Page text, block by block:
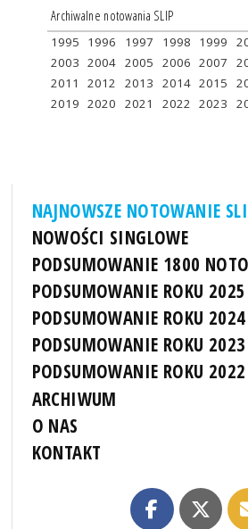
Archiwalne notowania SLIP
1995 1996 1997 1998 1999
2003 2004 2005 2006 2007
2011
2012 2013 2014 2015
2019 2020 2021 2022 2023
NAJNOWSZE NOTOWANIE
NOWOŚCI SINGLOWE
PODSUMOWANIE 1800
PODSUMOWANIE ROKU 2025
PODSUMOWANIE ROKU 2024
PODSUMOWANIE ROKU 2023
PODSUMOWANIE ROKU 2022
ARCHIWUM
O NAS
KONTAKT